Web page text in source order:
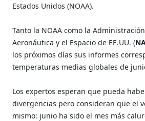
Estados Unidos (NOAA).
Tanto la NOAA como la
Aeronáutica y el Espacio de EE.UU. (
los próximos días sus informes
temperaturas medias globales de
Los expertos esperan que pueda
divergencias pero consideran que el
mismo: junio ha sido el mes más